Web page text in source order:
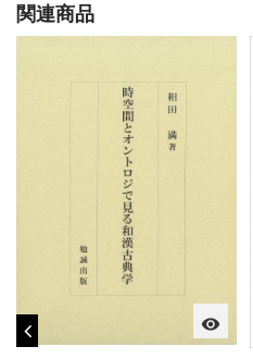
関連商品
visibility